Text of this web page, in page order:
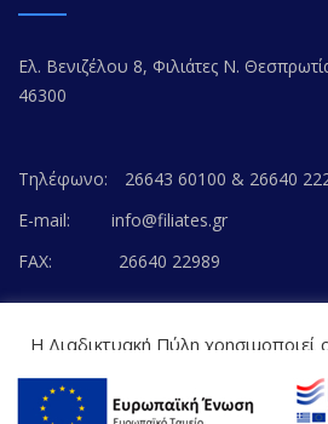
Ελ. Βενιζέλου 8, Φιλιάτες Ν.
46300
Τηλέφωνο:
26643 60100 & 26640
E-mail:
info@filiates.gr
FAX:
26640 22989
© Copyright 2020. FILIATES.GR
Η Διαδικτυακή Πύλη
στο περιεχόμενο, συναινείτε με
Χρήσης Ιστοτόπου